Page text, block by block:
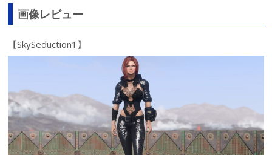
画像レビュー
【SkySeduction1】